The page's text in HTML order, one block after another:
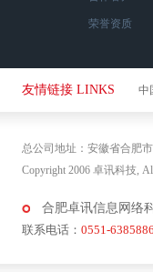
荣誉资质
友情链接 LINKS 中
总公司地址：安徽省合肥
Copyright 2006 卓讯科技,
合肥卓讯信息网络
联系电话： 0551-